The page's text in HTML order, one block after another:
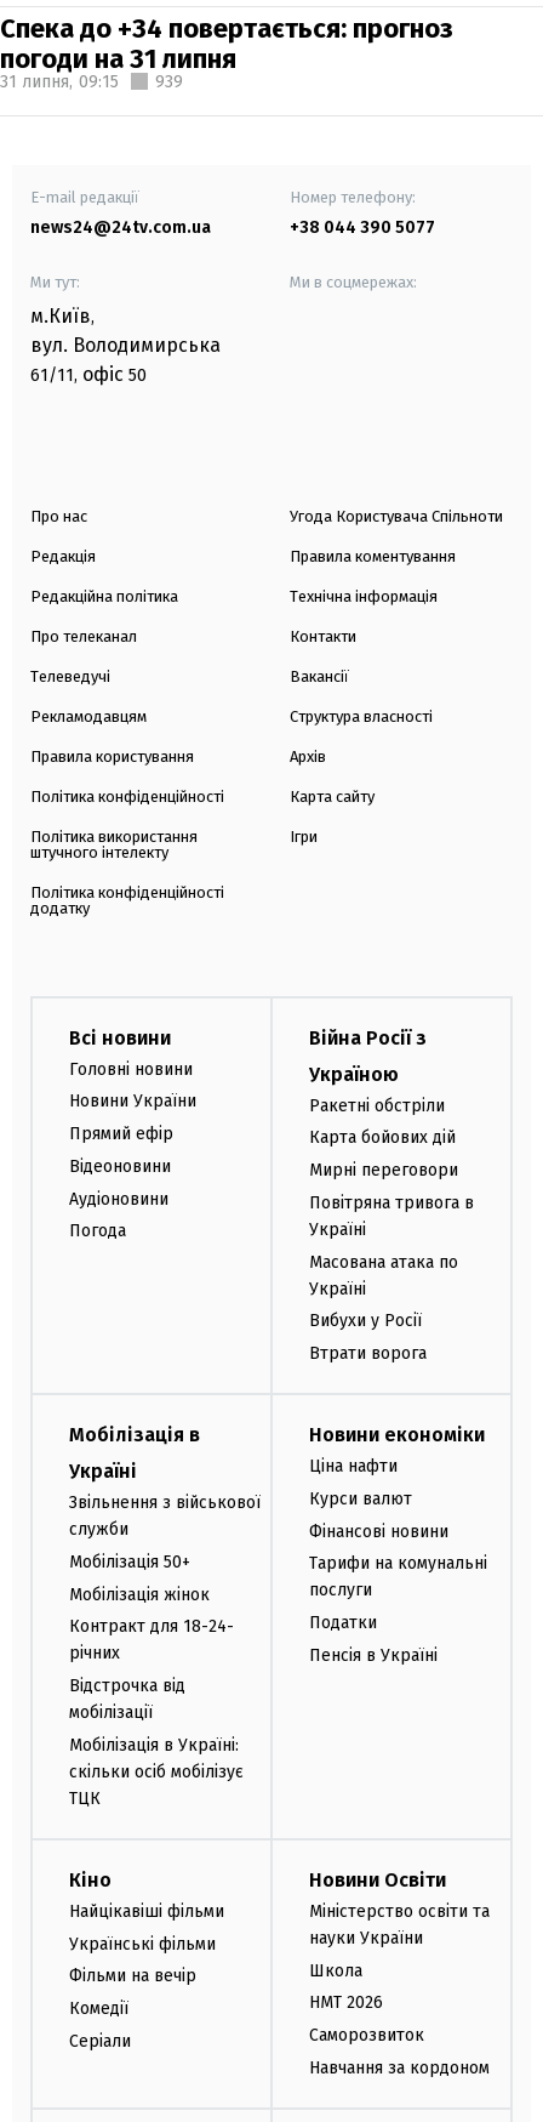
Спека до +34 повертається: прогноз
погоди на 31 липня
31 липня, 09:15 939
E-mail редакції
news24@24tv.com.ua
Номер телефону:
+38 044 390 5077
Ми тут:
м.Київ,
вул. Володимирська
61/11, офіс 50
Ми в соцмережах:
Про нас
Редакція
Редакційна політика
Про телеканал
Телеведучі
Рекламодавцям
Правила користування
Політика конфіденційності
Політика використання
штучного інтелекту
Політика конфіденційності
додатку
Угода Користувача Спільноти
Правила коментування
Технічна інформація
Контакти
Вакансії
Структура власності
Архів
Карта сайту
Ігри
Всі новини
Головні новини
Новини України
Прямий ефір
Відеоновини
Аудіоновини
Погода
Війна Росії з
Україною
Ракетні обстріли
Карта бойових дій
Мирні переговори
Повітряна тривога в
Україні
Масована атака по
Україні
Вибухи у Росії
Втрати ворога
Мобілізація в
Україні
Звільнення з військової
служби
Мобілізація 50+
Мобілізація жінок
Контракт для 18-24-
річних
Відстрочка від
мобілізації
Мобілізація в Україні:
скільки осіб мобілізує
ТЦК
Новини економіки
Ціна нафти
Курси валют
Фінансові новини
Тарифи на комунальні
послуги
Податки
Пенсія в Україні
Кіно
Найцікавіші фільми
Українські фільми
Фільми на вечір
Комедії
Серіали
Новини Освіти
Міністерство освіти та
науки України
Школа
НМТ 2026
Саморозвиток
Навчання за кордоном